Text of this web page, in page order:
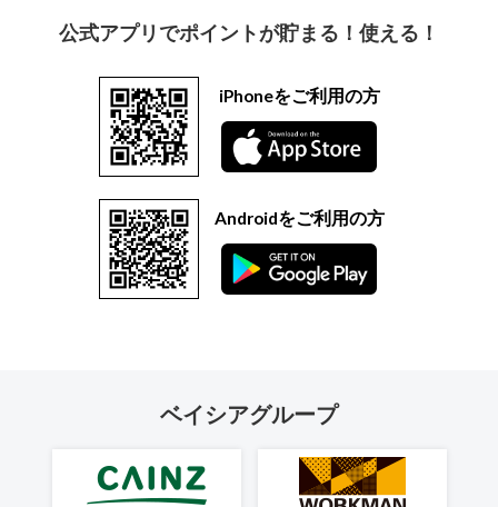
公式アプリでポイントが貯まる！使える！
iPhoneをご利用の方
Androidをご利用の方
ベイシアグループ